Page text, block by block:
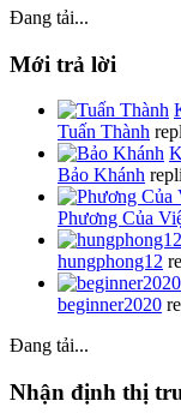
Đang tải...
Mới trả lời
Tuấn Thành
Bảo Khánh
Phương Của
hungphong12
beginner2020
Đang tải...
Nhận định thị